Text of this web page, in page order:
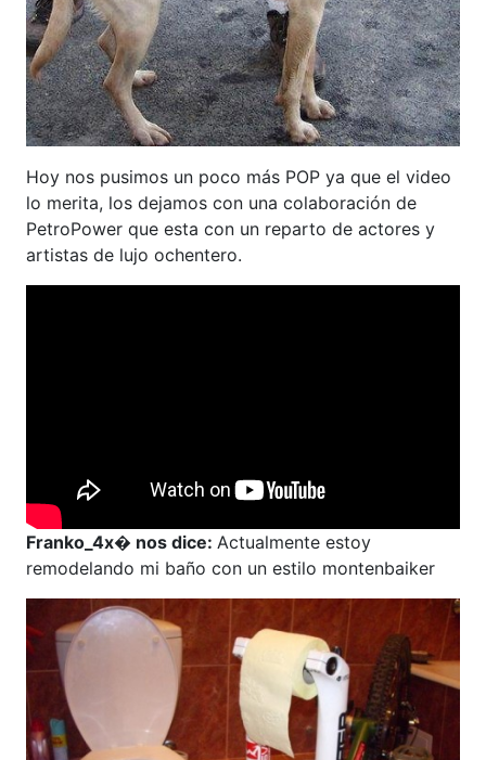
Hoy nos pusimos un poco más POP ya que el video
lo merita, los dejamos con una colaboración de
PetroPower que esta con un reparto de actores y
artistas de lujo ochentero.
Franko_4x� nos dice: Actualmente estoy
remodelando mi baño con un estilo montenbaiker